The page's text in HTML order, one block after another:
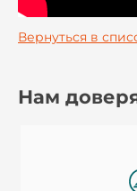
Вернуться в
Нам